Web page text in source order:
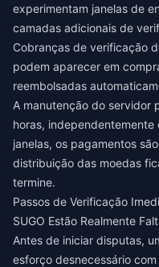
experimentam janelas de
camadas adicionais de
Cobranças de verificação
podem aparecer em
reembolsadas
A manutenção do servidor
horas,
janelas, os pagamentos
distribuição das moedas
termine.
Passos de Verificação
SUGO Estão Realmente
Antes de iniciar disputas,
esforço desnecessário